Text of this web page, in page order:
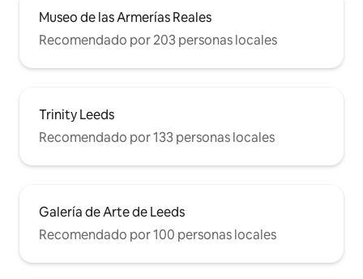
Museo de las Armerías Reales
Recomendado por 203 personas locales
Trinity Leeds
Recomendado por 133 personas locales
Galería de Arte de Leeds
Recomendado por 100 personas locales